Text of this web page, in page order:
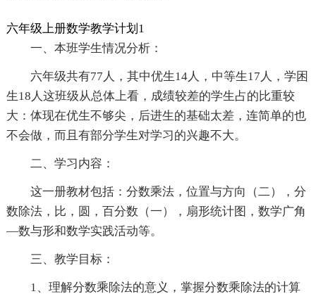
六年级上册数学教学计划1
一、本班学生情况分析：
六年级共有77人，其中优生14人，中等生17人，学困
生18人这班级从总体上看，成绩较差的学生占的比重较
大：体现在优生不够尖，后进生的基础太差，连简单的也
不会做，而且有部分学生对学习的兴趣不大。
二、学习内容：
这一册教材包括：分数乘法，位置与方向（二），分
数除法，比，圆，百分数（一），扇形统计图，数学广角
—数与形和数学实践活动等。
三、教学目标：
1、理解分数乘除法的意义，掌握分数乘除法的计算